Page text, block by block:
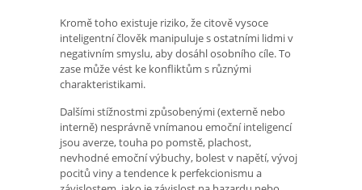
Kromě toho existuje riziko, že citově vysoce
inteligentní člověk manipuluje s ostatními lidmi v
negativním smyslu, aby dosáhl osobního cíle. To
zase může vést ke konfliktům s různými
charakteristikami.
Dalšími stížnostmi způsobenými (externě nebo
interně) nesprávně vnímanou emoční inteligencí
jsou averze, touha po pomstě, plachost,
nevhodné emoční výbuchy, bolest v napětí, vývoj
pocitů viny a tendence k perfekcionismu a